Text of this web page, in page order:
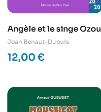
Angèle et le singe Ozou
Jean Benaut-Dubuis
12,00 €